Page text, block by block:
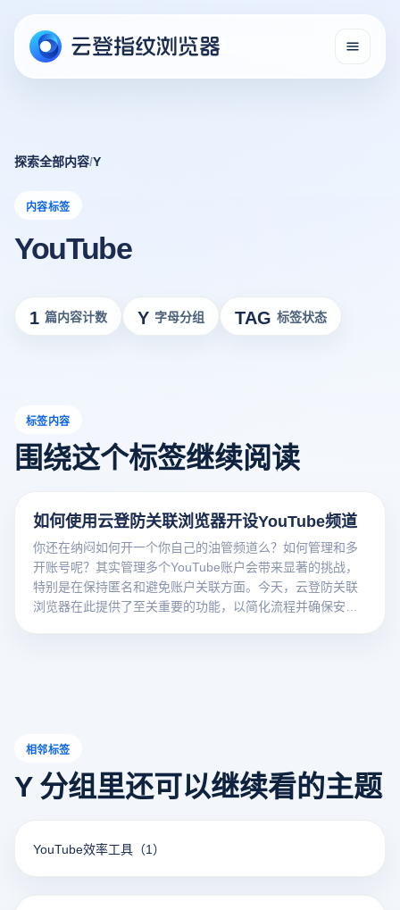
探索全部内容/Y
内容标签
YouTube
1 篇内容计数 Y 字母分组 TAG 标签状态
标签内容
围绕这个标签继续阅读
如何使用云登防关联浏览器开设YouTube频道
你还在纳闷如何开一个你自己的油管频道么？如何管理和多
开账号呢？其实管理多个YouTube账户会带来显著的挑战，
特别是在保持匿名和避免账户关联方面。今天，云登防关联
浏览器在此提供了至关重要的功能，以简化流程并确保安
相邻标签
Y 分组里还可以继续看的主题
YouTube效率工具 （1）